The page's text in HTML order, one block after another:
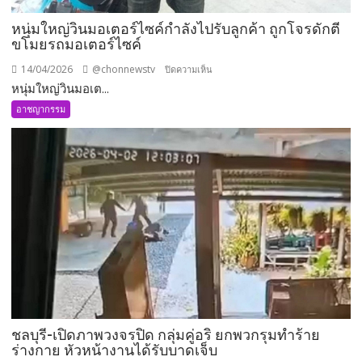
ดู
หนุ่มใหญ่วินมอเตอร์ไซค์กำลังไปรับลูกค้า ถูกโจรดักตี
ขโมยรถมอเตอร์ไซค์
14/04/2026 @chonnewstv ปิดความเห็น
มอเตอร์ไซค์
กำลัง
ไป
รับ
ลูกค้า
ถูก
โจร
ดัก
ตี
ขโมย
รถ
มอเตอร์ไซค์
หนุ่มใหญ่วินมอเต...
อาชญากรรม
ชลบุรี-เปิดภาพวงจรปิด กลุ่มคู่อริ ยกพวกรุมทำร้าย
ร่างกาย หัวหน้างานได้รับบาดเจ็บ